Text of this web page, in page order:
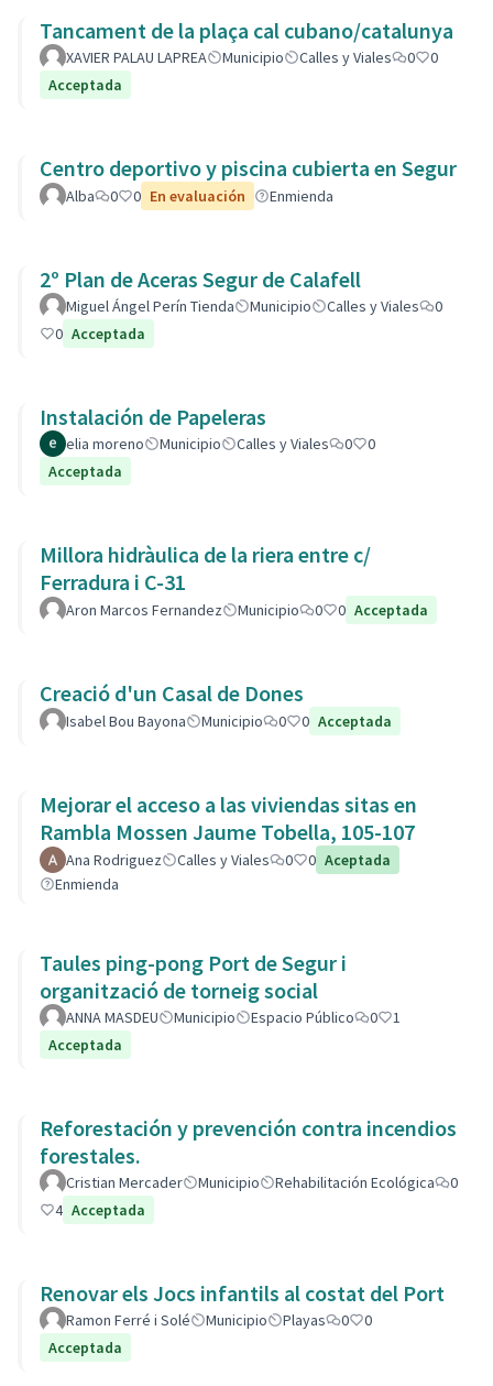
Tancament de la plaça cal cubano/catalunya
XAVIER PALAU LAPREA Municipio Calles y Viales 0
0
Acceptada
Centro deportivo y piscina cubierta en Segur
Alba 0 0 En evaluación Enmienda
2º Plan de Aceras Segur de Calafell
Miguel Ángel Perín Tienda Municipio Calles y Viales
0
0 Acceptada
Instalación de Papeleras
elia moreno Municipio Calles y Viales 0
0
Acceptada
Millora hidràulica de la riera entre c/
Ferradura i C-31
Aron Marcos Fernandez Municipio 0 0 Acceptada
Creació d'un Casal de Dones
Isabel Bou Bayona Municipio 0 0 Acceptada
Mejorar el acceso a las viviendas sitas en
Rambla Mossen Jaume Tobella, 105-107
Ana Rodriguez Calles y Viales 0 0 Aceptada
Enmienda
Taules ping-pong Port de Segur i
organització de torneig social
ANNA MASDEU Municipio Espacio Público 0
1
Acceptada
Reforestación y prevención contra incendios
forestales.
Cristian Mercader Municipio Rehabilitación Ecológica
0
4 Acceptada
Renovar els Jocs infantils al costat del Port
Ramon Ferré i Solé Municipio Playas 0
0
Acceptada